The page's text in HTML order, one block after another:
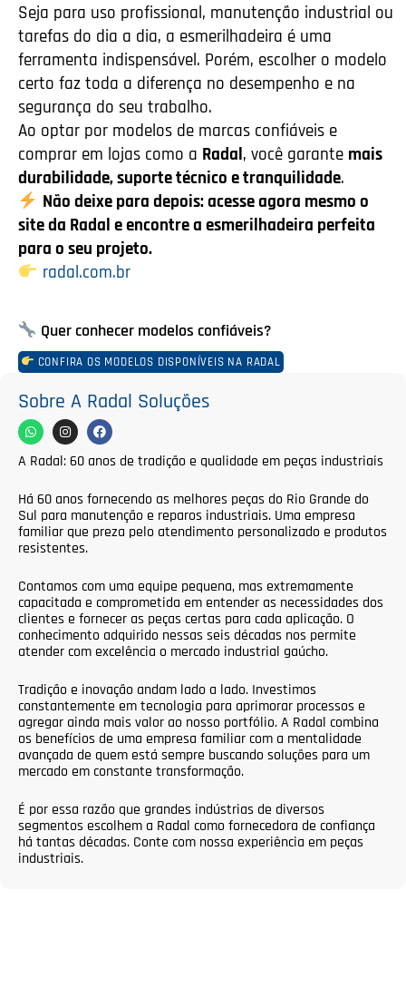
Seja para uso profissional, manutenção industrial ou
tarefas do dia a dia, a esmerilhadeira é uma
ferramenta indispensável. Porém, escolher o modelo
certo faz toda a diferença no desempenho e na
segurança do seu trabalho.
Ao optar por modelos de marcas confiáveis e
comprar em lojas como a Radal, você garante mais
durabilidade, suporte técnico e tranquilidade.
Não deixe para depois: acesse agora mesmo o
site da Radal e encontre a esmerilhadeira perfeita
para o seu projeto.
radal.com.br
Quer conhecer modelos confiáveis?
CONFIRA OS MODELOS DISPONÍVEIS NA RADAL
Sobre A Radal Soluções
A Radal: 60 anos de tradição e qualidade em peças industriais
Há 60 anos fornecendo as melhores peças do Rio Grande do
Sul para manutenção e reparos industriais. Uma empresa
familiar que preza pelo atendimento personalizado e produtos
resistentes.
Contamos com uma equipe pequena, mas extremamente
capacitada e comprometida em entender as necessidades dos
clientes e fornecer as peças certas para cada aplicação. O
conhecimento adquirido nessas seis décadas nos permite
atender com excelência o mercado industrial gaúcho.
Tradição e inovação andam lado a lado. Investimos
constantemente em tecnologia para aprimorar processos e
agregar ainda mais valor ao nosso portfólio. A Radal combina
os benefícios de uma empresa familiar com a mentalidade
avançada de quem está sempre buscando soluções para um
mercado em constante transformação.
É por essa razão que grandes indústrias de diversos
segmentos escolhem a Radal como fornecedora de confiança
há tantas décadas. Conte com nossa experiência em peças
industriais.